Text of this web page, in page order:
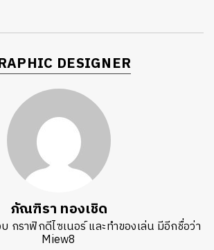
DESIGNER
ภัณฑิรา ทองเชิด
กราฟิกดีไซเนอร์ และทำของเล่น มีอีกชื่อว่า
Miew8